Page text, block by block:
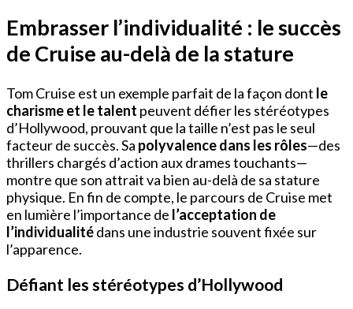
Embrasser l’individualité : le succès
de Cruise au-delà de la stature
Tom Cruise est un exemple parfait de la façon dont le
charisme et le talent peuvent défier les stéréotypes
d’Hollywood, prouvant que la taille n’est pas le seul
facteur de succès. Sa polyvalence dans les rôles—des
thrillers chargés d’action aux drames touchants—
montre que son attrait va bien au-delà de sa stature
physique. En fin de compte, le parcours de Cruise met
en lumière l’importance de l’acceptation de
l’individualitédans une industrie souvent fixée sur
l’apparence.
Défiant les stéréotypes d’Hollywood